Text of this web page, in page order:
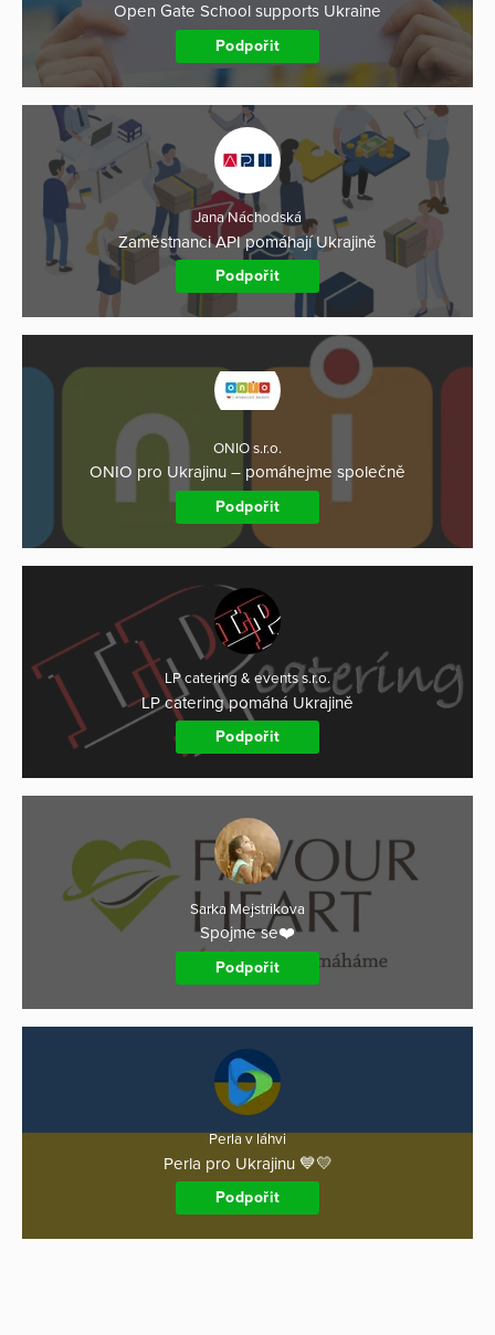
Open Gate School supports Ukraine
Podpořit
Jana Náchodská
Zaměstnanci API pomáhají Ukrajině
Podpořit
ONIO s.r.o.
ONIO pro Ukrajinu – pomáhejme společně
Podpořit
LP catering & events s.r.o.
LP catering pomáhá Ukrajině
Podpořit
Sarka Mejstrikova
Spojme se❤️
Podpořit
Perla v láhvi
Perla pro Ukrajinu 💙💛
Podpořit